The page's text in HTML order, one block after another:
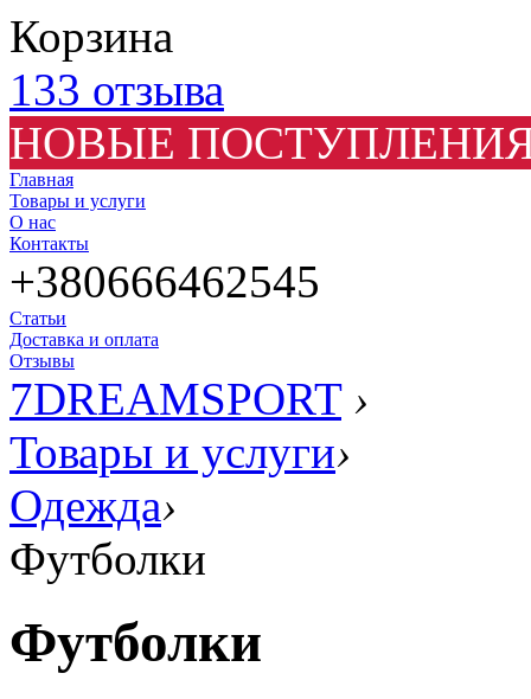
Корзина
133 отзыва
НОВЫЕ
Главная
Товары и услуги
О нас
Контакты
+380666462545
Статьи
Доставка и оплата
Отзывы
7DREAMSPORT ›
Товары и услуги›
Одежда›
Футболки
Футболки